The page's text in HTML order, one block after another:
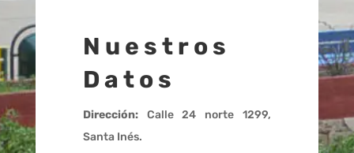
Nuestros
Datos
Dirección:Calle 24 norte 1299,
Santa Inés.